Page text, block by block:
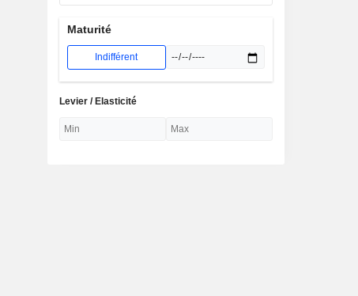
Maturité
Indifférent
Levier / Elasticité